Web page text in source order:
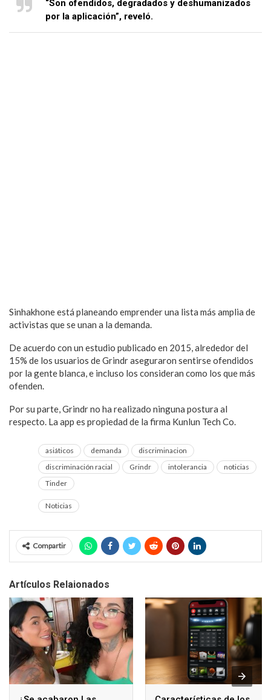
“Son ofendidos, degradados y deshumanizados
por la aplicación”, reveló.
Sinhakhone está planeando emprender una lista más amplia de
activistas que se unan a la demanda.
De acuerdo con un estudio publicado en 2015, alrededor del
15% de los usuarios de Grindr aseguraron sentirse ofendidos
por la gente blanca, e incluso los consideran como los que más
ofenden.
Por su parte, Grindr no ha realizado ninguna postura al
respecto. La app es propiedad de la firma Kunlun Tech Co.
asiáticos demanda
discriminacion
discriminación racial
Grindr intolerancia
noticias
Tinder
Noticias
Compartir
Artículos Relaionados